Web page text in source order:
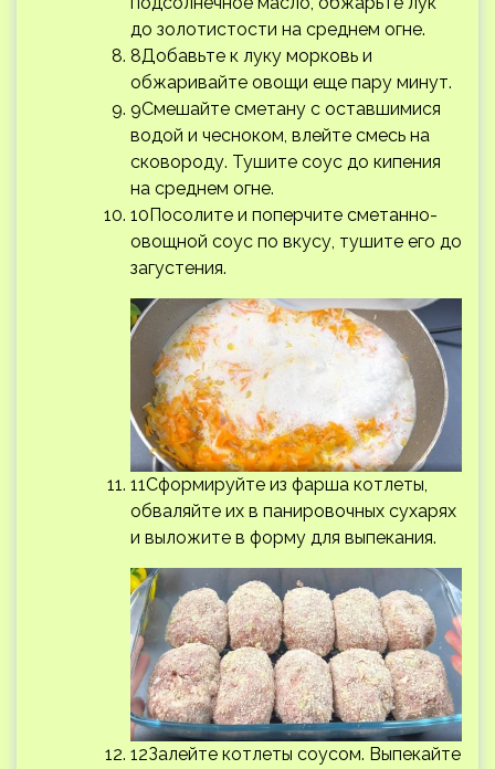
до золотистости на среднем огне.
8Добавьте к луку морковь и
обжаривайте овощи еще пару минут.
9Смешайте сметану с оставшимися
водой и чесноком, влейте смесь на
сковороду. Тушите соус до кипения
на среднем огне.
10Посолите и поперчите сметанно-
овощной соус по вкусу, тушите его до
загустения.
11Сформируйте из фарша котлеты,
обваляйте их в панировочных сухарях
и выложите в форму для выпекания.
12Залейте котлеты соусом. Выпекайте